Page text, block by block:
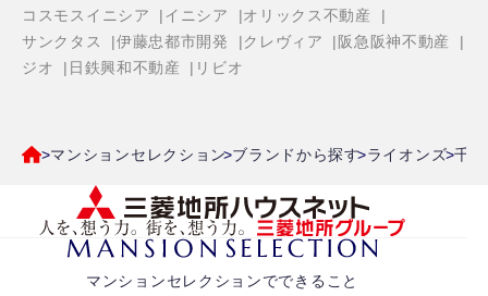
コスモスイニシア
イニシア
オリックス不動産
サンクタス
伊藤忠都市開発 クレヴィア
阪急阪神不動産
ジオ
日鉄興和不動産 リビオ
マンションセレクション ブランドから探す ライオンズ 千
マンションセレクションでできること